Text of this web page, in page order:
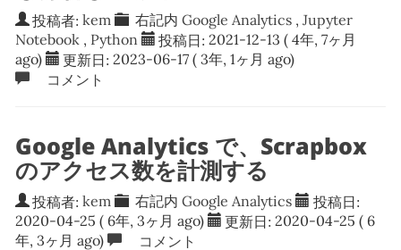
投稿者: kem 右記内Google Analytics ,Jupyter
Notebook , Python 投稿日: 2021-12-13 ( 4年, 7ヶ月
ago)
更新日: 2023-06-17 ( 3年, 1ヶ月 ago)
コメント
Google Analytics で、Scrapbox
のアクセス数を計測する
投稿者: kem 右記内Google Analytics 投稿日:
2020-04-25 ( 6年, 3ヶ月 ago) 更新日: 2020-04-25 ( 6
年, 3ヶ月 ago)
コメント